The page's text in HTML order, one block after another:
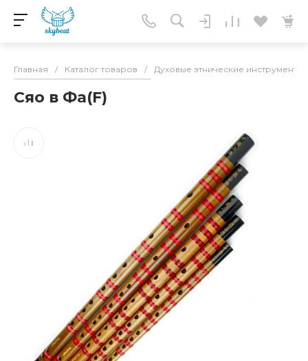
Главная / Каталог товаров / Духовые этнические инструменты
Сяо в Фа(F)